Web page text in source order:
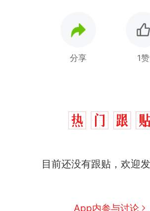
分享 1赞
目前还没有跟贴，欢迎
App内参与讨论
因老师一句“跟我
人生
新
搬家报价570
号，仅凭视频评出
佛山一中学招聘物